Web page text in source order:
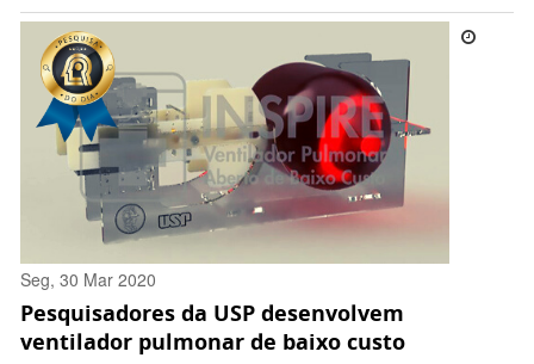
Seg, 30 Mar 2020
17:29:00 -0300
Pesquisadores da USP desenvolvem
ventilador pulmonar de baixo custo